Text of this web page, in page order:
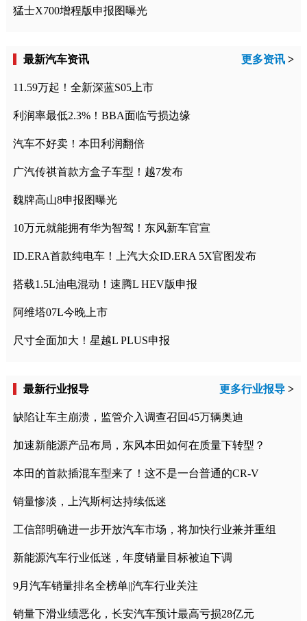
猛士X700增程版申报图曝光
最新汽车资讯 更多资讯 >
11.59万起！全新深蓝S05上市
利润率最低2.3%！BBA面临亏损边缘
汽车不好卖！本田利润翻倍
广汽传祺首款方盒子车型！越7发布
魏牌高山8申报图曝光
10万元就能拥有华为智驾！东风新车官宣
ID.ERA首款纯电车！上汽大众ID.ERA 5X官图发布
搭载1.5L油电混动！速腾L HEV版申报
阿维塔07L今晚上市
尺寸全面加大！星越L PLUS申报
最新行业报导 更多行业报导 >
缺陷让车主崩溃，监管介入调查召回45万辆奥迪
加速新能源产品布局，东风本田如何在质量下转型？
本田的首款插混车型来了！这不是一台普通的CR-V
销量惨淡，上汽斯柯达持续低迷
工信部明确进一步开放汽车市场，将加快行业兼并重组
新能源汽车行业低迷，年度销量目标被迫下调
9月汽车销量排名全榜单||汽车行业关注
销量下滑业绩恶化，长安汽车预计最高亏损28亿元